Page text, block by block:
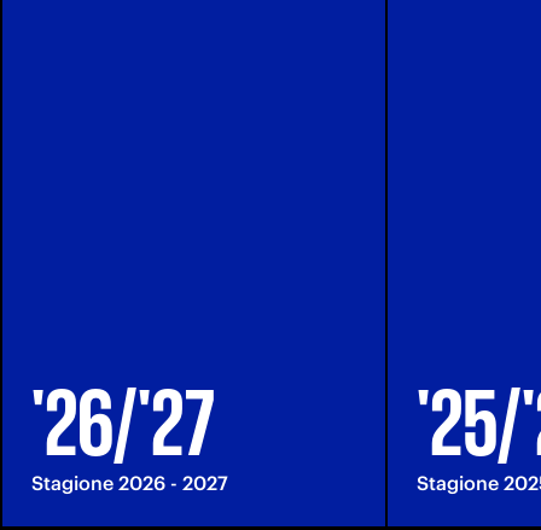
'26/'27
Stagione 2026 - 2027
'25/
Stagione